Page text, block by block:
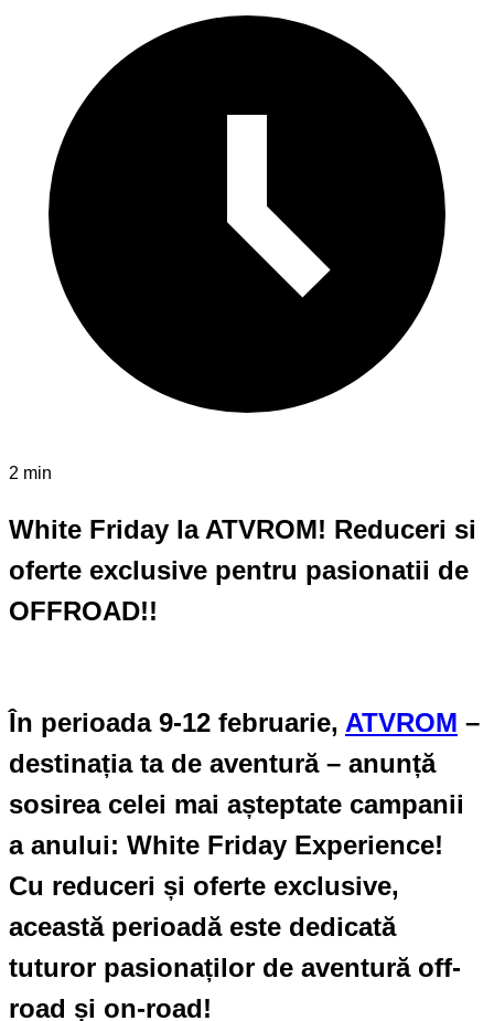
2 min
White Friday la ATVROM! Reduceri si
oferte exclusive pentru pasionatii de
OFFROAD!!
În perioada 9-12 februarie, ATVROM –
destinația ta de aventură – anunță
sosirea celei mai așteptate campanii
a anului: White Friday Experience!
Cu reduceri și oferte exclusive,
această perioadă este dedicată
tuturor pasionaților de aventură off-
road și on-road!